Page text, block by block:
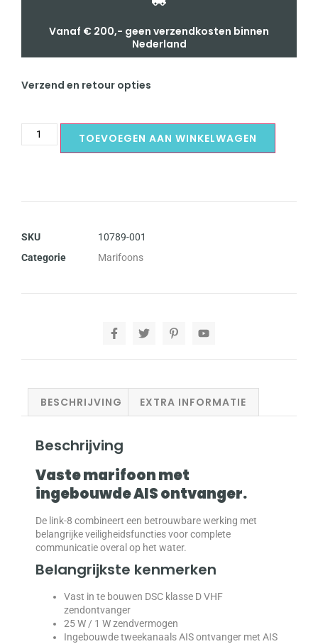
Vanaf € 200,- geen verzendkosten binnen
Nederland
Verzend en retour opties
TOEVOEGEN AAN WINKELWAGEN
SKU
10789-001
Categorie
Marifoons
BESCHRIJVING EXTRA INFORMATIE
Beschrijving
Vaste marifoon met
ingebouwde AIS ontvanger.
De link-8 combineert een betrouwbare werking met
belangrijke veiligheidsfuncties voor complete
communicatie overal op het water.
Belangrijkste kenmerken
Vast in te bouwen DSC klasse D VHF
zendontvanger
25 W / 1 W zendvermogen
Ingebouwde tweekanaals AIS ontvanger met AIS